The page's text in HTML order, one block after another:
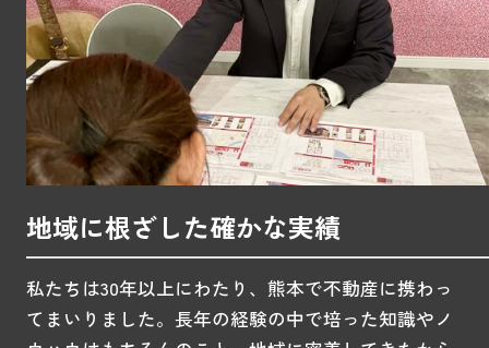
地域に根ざした確かな実績
私たちは30年以上にわたり、熊本で不動産に携わっ
てまいりました。長年の経験の中で培った知識やノ